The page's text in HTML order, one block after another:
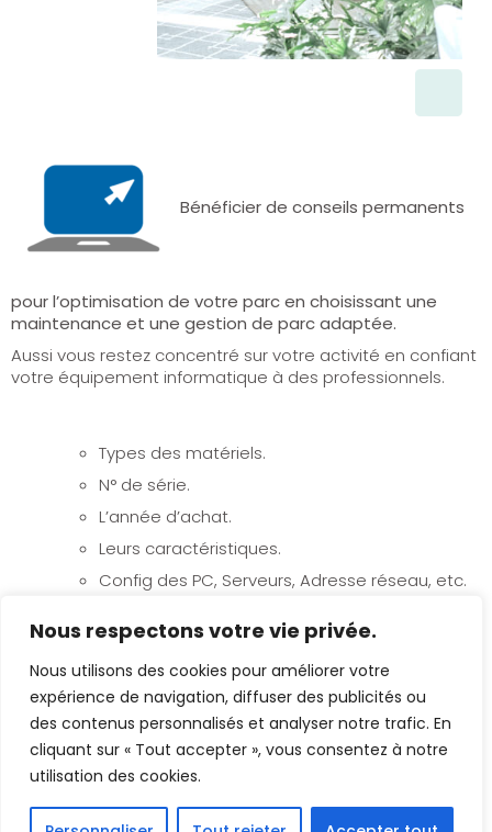
Nous respectons votre vie privée.
Nous utilisons des cookies pour améliorer votre
expérience de navigation, diffuser des publicités ou
des contenus personnalisés et analyser notre trafic. En
cliquant sur « Tout accepter », vous consentez à notre
utilisation des cookies.
Bénéficier de conseils permanents
pour l’optimisation de votre parc en choisissant une
maintenance et une gestion de parc adaptée.
Aussi vous restez concentré sur votre activité en confiant
votre équipement informatique à des professionnels.
Types des matériels.
N° de série.
L’année d’achat.
Leurs caractéristiques.
Config des PC, Serveurs, Adresse réseau, etc.
Les codes et mots de passes.
Autre référence